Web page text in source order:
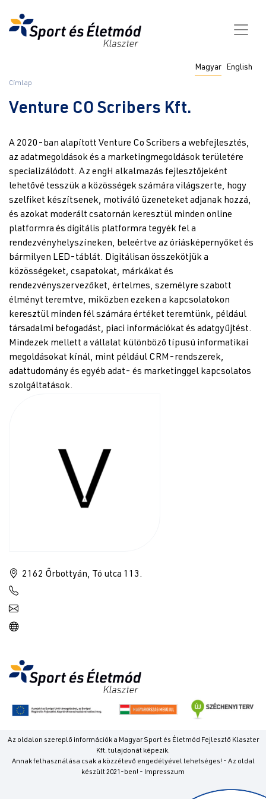
tartalomra
navigáció
Magyar English
Morzsa
Címlap
2162 Őrbottyán, Tó utca 113.
Venture CO Scribers Kft.
A 2020-ban alapított Venture Co Scribers a webfejlesztés,
az adatmegoldások és a marketingmegoldások területére
specializálódott. Az engH alkalmazás fejlesztőjeként
lehetővé tesszük a közösségek számára világszerte, hogy
szelfiket készítsenek, motiváló üzeneteket adjanak hozzá,
és azokat moderált csatornán keresztül minden online
platformra és digitális platformra tegyék fel a
rendezvényhelyszíneken, beleértve az óriásképernyőket és
bármilyen LED-táblát. Digitálisan összekötjük a
közösségeket, csapatokat, márkákat és
rendezvényszervezőket, értelmes, személyre szabott
élményt teremtve, miközben ezeken a kapcsolatokon
keresztül minden fél számára értéket teremtünk, például
társadalmi befogadást, piaci információkat és adatgyűjtést.
Mindezek mellett a vállalat különböző típusú informatikai
megoldásokat kínál, mint például CRM-rendszerek,
adattudomány és egyéb adat- és marketinggel kapcsolatos
szolgáltatások.
Az oldalon szereplő információk a Magyar Sport és Életmód Fejlesztő Klaszter
Kft. tulajdonát képezik.
Annak felhasználása csak a közzétevő engedélyével lehetséges! - Az oldal
készült 2021-ben! - Impresszum